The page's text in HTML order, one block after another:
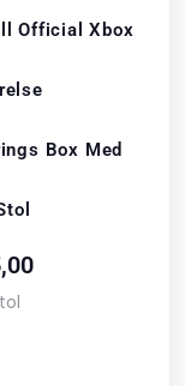
Official Xbox
Box Med